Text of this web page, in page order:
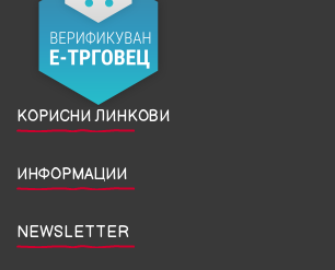
КОРИСНИ ЛИНКОВИ
ИНФОРМАЦИИ
NEWSLETTER